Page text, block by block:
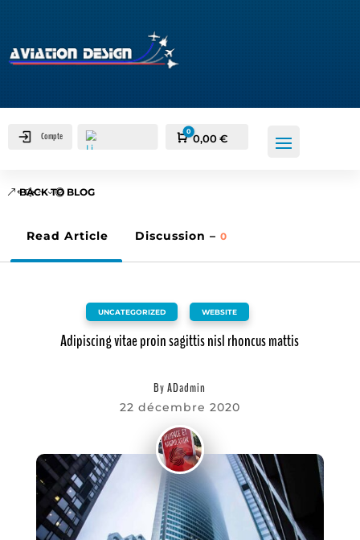
Compte Panier
0
0,00€
BACK TO BLOG
Read Article Discussion – 0
UNCATEGORIZED WEBSITE
Adipiscing vitae proin sagittis nisl rhoncus mattis
ByADadmin
22 décembre 2020